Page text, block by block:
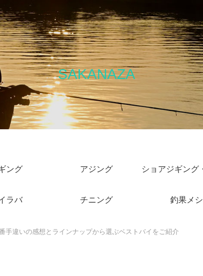
SAKANAZA
ング アジング
ラバ チニング 釣果メシ
手違いの感想とラインナップから選ぶベストバイをご紹介